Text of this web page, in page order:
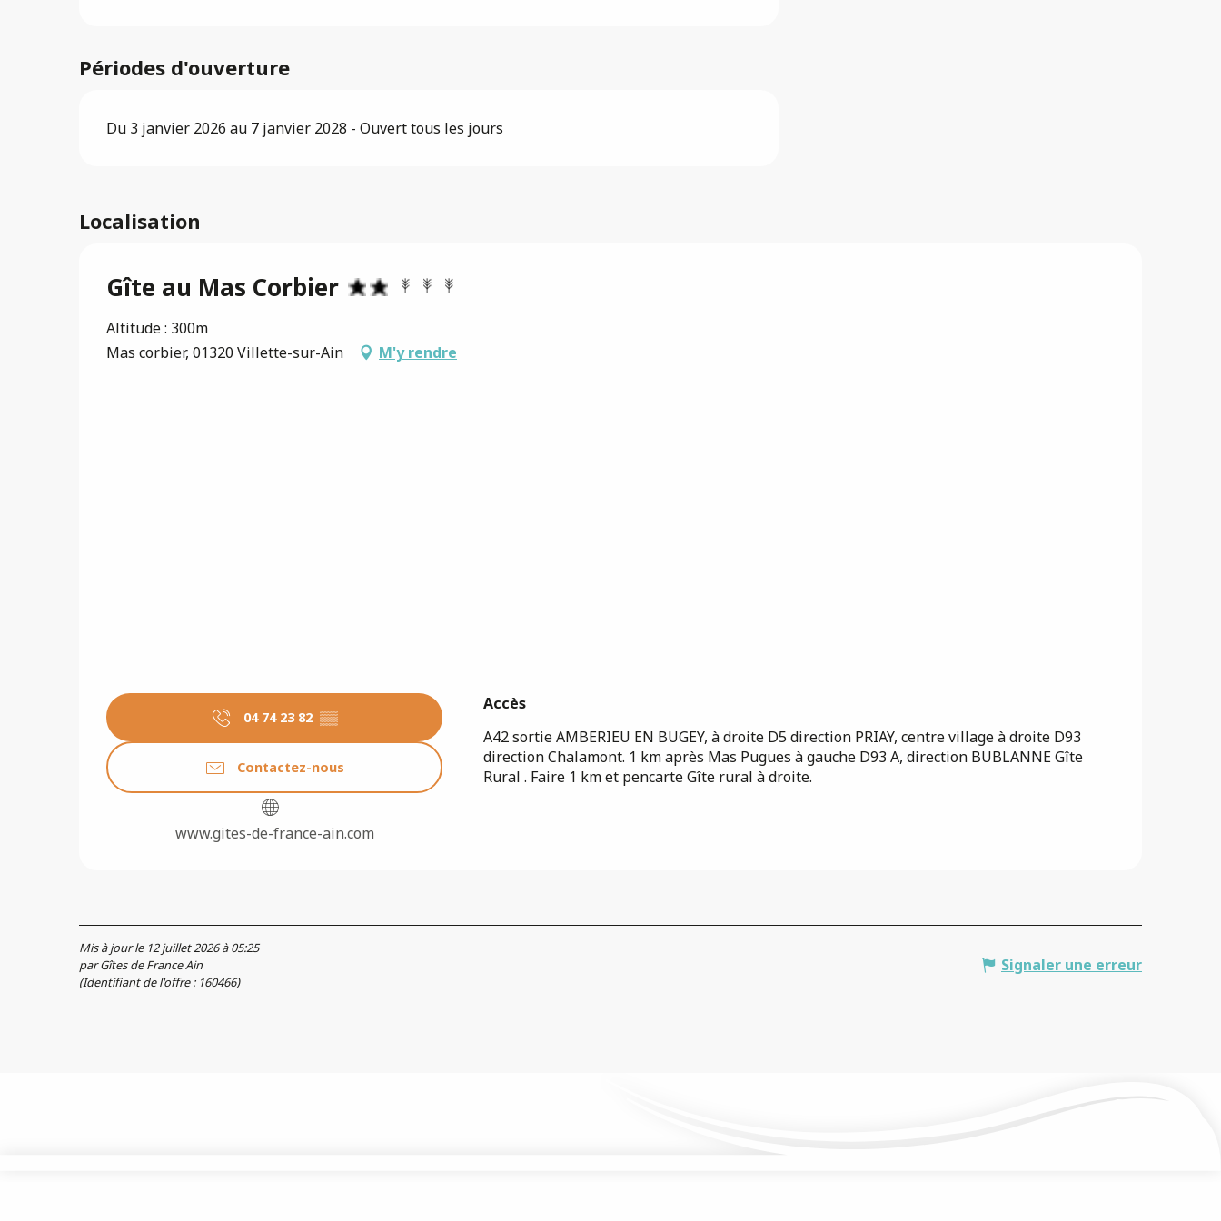
Périodes d'ouverture
Du 3 janvier 2026 au 7 janvier 2028 - Ouvert tous les jours
Localisation
Gîte au Mas Corbier
Altitude : 300m
Mas corbier, 01320 Villette-sur-Ain
M'y rendre
04 74 23 82 ▒▒
Contactez-nous
www.gites-de-france-ain.com
Accès
Accès
A42 sortie AMBERIEU EN BUGEY, à droite D5 direction PRIAY, centre village à droite D93
direction Chalamont. 1 km après Mas Pugues à gauche D93 A, direction BUBLANNE Gîte
Rural . Faire 1 km et pencarte Gîte rural à droite.
Mis à jour le 12 juillet 2026 à 05:25
par Gîtes de France Ain
(Identifiant de l'offre : 160466)
Signaler une erreur